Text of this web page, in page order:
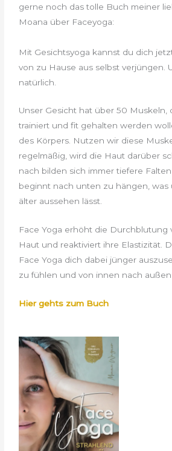
gerne noch das tolle Buch meiner
Moana über Faceyoga:
Mit Gesichtsyoga kannst du dich
von zu Hause aus selbst verjüngen.
natürlich.
Unser Gesicht hat über 50 Muskeln,
trainiert und fit gehalten werden
des Körpers. Nutzen wir diese
regelmäßig, wird die Haut darüber
nach bilden sich immer tiefere
beginnt nach unten zu hängen, was
älter aussehen lässt.
Face Yoga erhöht die Durchblutung
Haut und reaktiviert ihre Elastizität.
Face Yoga dich dabei jünger
zu fühlen und von innen nach
Hier gehts zum Buch